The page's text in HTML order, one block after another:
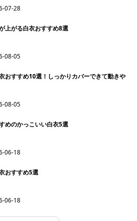
07-28
上がる白衣おすすめ8選
08-05
おすすめ10選！しっかりカバーできて動きや
08-05
めのかっこいい白衣5選
06-18
おすすめ5選
06-18